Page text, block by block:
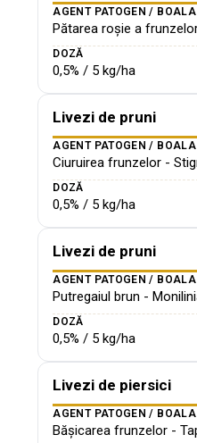
AGENT PATOGEN /
Pătarea roșie a
DOZĂ
0,5% / 5 kg/ha
Livezi de pruni
AGENT PATOGEN /
Ciuruirea frunzelor -
DOZĂ
0,5% / 5 kg/ha
Livezi de pruni
AGENT PATOGEN /
Putregaiul brun -
DOZĂ
0,5% / 5 kg/ha
Livezi de piersici
AGENT PATOGEN /
Bășicarea frunzelor -